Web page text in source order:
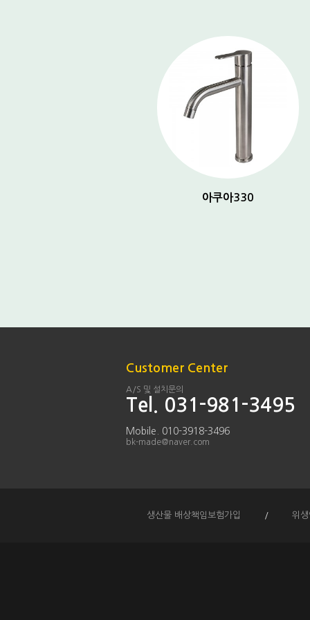
아쿠아330
Customer Center
A/S 및 설치문의
Tel. 031-981-3495
Mobile. 010-3918-3496
bk-made@naver.com
생산물 배상책임보험가입 / 위